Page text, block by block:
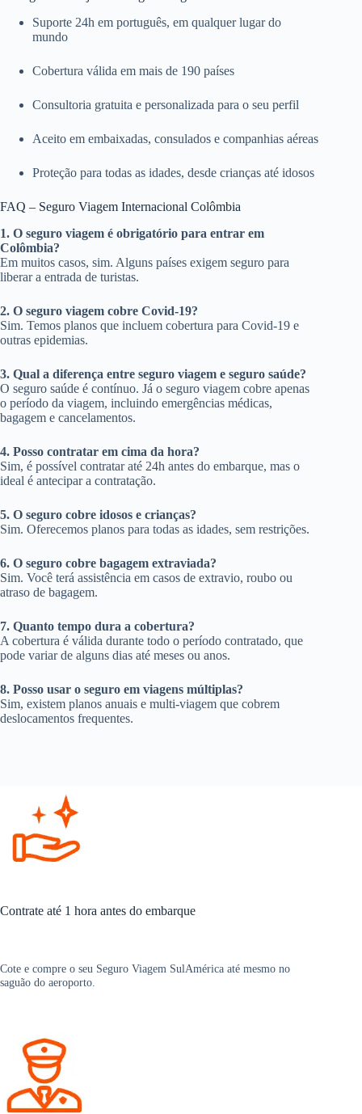
Suporte 24h em português, em qualquer lugar do
mundo
Cobertura válida em mais de 190 países
Consultoria gratuita e personalizada para o seu perfil
Aceito em embaixadas, consulados e companhias aéreas
Proteção para todas as idades, desde crianças até idosos
FAQ – Seguro Viagem Internacional Colômbia
1. O seguro viagem é obrigatório para entrar em
Colômbia?
Em muitos casos, sim. Alguns países exigem seguro para
liberar a entrada de turistas.
2. O seguro viagem cobre Covid-19?
Sim. Temos planos que incluem cobertura para Covid-19 e
outras epidemias.
3. Qual a diferença entre seguro viagem e seguro saúde?
O seguro saúde é contínuo. Já o seguro viagem cobre apenas
o período da viagem, incluindo emergências médicas,
bagagem e cancelamentos.
4. Posso contratar em cima da hora?
Sim, é possível contratar até 24h antes do embarque, mas o
ideal é antecipar a contratação.
5. O seguro cobre idosos e crianças?
Sim. Oferecemos planos para todas as idades, sem restrições.
6. O seguro cobre bagagem extraviada?
Sim. Você terá assistência em casos de extravio, roubo ou
atraso de bagagem.
7. Quanto tempo dura a cobertura?
A cobertura é válida durante todo o período contratado, que
pode variar de alguns dias até meses ou anos.
8. Posso usar o seguro em viagens múltiplas?
Sim, existem planos anuais e multi-viagem que cobrem
deslocamentos frequentes.
Contrate até 1 hora antes do embarque
Cote e compre o seu Seguro Viagem SulAmérica até mesmo no
saguão do aeroporto.